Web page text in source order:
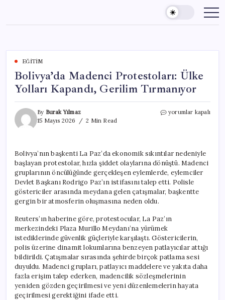
content
EĞITIM
Bolivya’da Madenci Protestoları: Ülke
Yolları Kapandı, Gerilim Tırmanıyor
By Burak Yılmaz
15 Mayıs 2026
2 Min Read
Bolivya’da
Kapandı,
Gerilim
Tırmanıyor
için
yorumlar kapalı
Bolivya’nın başkenti La Paz’da ekonomik sıkıntılar nedeniyle
başlayan protestolar, hızla şiddet olaylarına dönüştü. Madenci
gruplarının öncülüğünde gerçekleşen eylemlerde, eylemciler
Devlet Başkanı Rodrigo Paz’ın istifasını talep etti. Polisle
göstericiler arasında meydana gelen çatışmalar, başkentte
gergin bir atmosferin oluşmasına neden oldu.
Reuters’ın haberine göre, protestocular, La Paz’ın
merkezindeki Plaza Murillo Meydanı’na yürümek
istediklerinde güvenlik güçleriyle karşılaştı. Göstericilerin,
polis üzerine dinamit lokumlarına benzeyen patlayıcılar attığı
bildirildi. Çatışmalar sırasında şehirde birçok patlama sesi
duyuldu. Madenci grupları, patlayıcı maddelere ve yakıta daha
fazla erişim talep ederken, madencilik sözleşmelerinin
yeniden gözden geçirilmesi ve yeni düzenlemelerin hayata
geçirilmesi gerektiğini ifade etti.